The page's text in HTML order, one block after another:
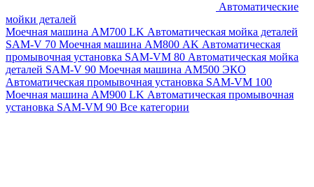
Автоматические
мойки деталей
Моечная машина AM700 LK Автоматическая мойка деталей
SAM-V 70 Моечная машина АМ800 AK Автоматическая
промывочная установка SAM-VM 80 Автоматическая мойка
деталей SAM-V 90 Моечная машина АМ500 ЭКО
Автоматическая промывочная установка SAM-VM 100
Моечная машина AM900 LK Автоматическая промывочная
установка SAM-VM 90 Все категории